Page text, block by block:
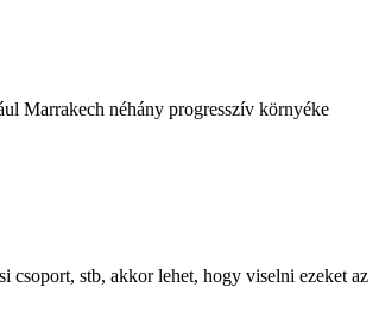
Marrakech néhány progresszív környéke
csoport, stb, akkor lehet, hogy viselni ezeket az